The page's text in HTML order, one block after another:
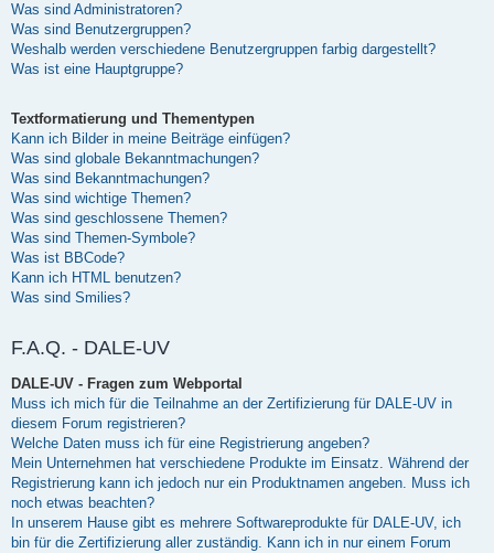
Was sind Administratoren?
Was sind Benutzergruppen?
Weshalb werden verschiedene Benutzergruppen farbig dargestellt?
Was ist eine Hauptgruppe?
Textformatierung und Thementypen
Kann ich Bilder in meine Beiträge einfügen?
Was sind globale Bekanntmachungen?
Was sind Bekanntmachungen?
Was sind wichtige Themen?
Was sind geschlossene Themen?
Was sind Themen-Symbole?
Was ist BBCode?
Kann ich HTML benutzen?
Was sind Smilies?
F.A.Q. - DALE-UV
DALE-UV - Fragen zum Webportal
Muss ich mich für die Teilnahme an der Zertifizierung für DALE-UV in
diesem Forum registrieren?
Welche Daten muss ich für eine Registrierung angeben?
Mein Unternehmen hat verschiedene Produkte im Einsatz. Während der
Registrierung kann ich jedoch nur ein Produktnamen angeben. Muss ich
noch etwas beachten?
In unserem Hause gibt es mehrere Softwareprodukte für DALE-UV, ich
bin für die Zertifizierung aller zuständig. Kann ich in nur einem Forum